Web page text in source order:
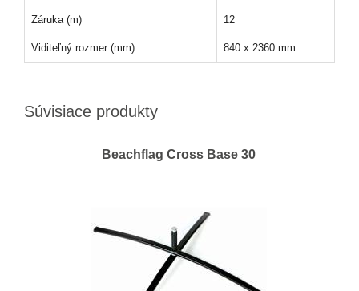
Záruka (m) 12
Viditeľný rozmer (mm) 840 x 2360 mm
Súvisiace produkty
Beachflag Cross Base 30